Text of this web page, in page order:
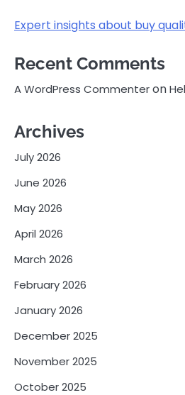
Expert insights about buy
Recent Comments
A WordPress Commenteron
Archives
July 2026
June 2026
May 2026
April 2026
March 2026
February 2026
January 2026
December 2025
November 2025
October 2025